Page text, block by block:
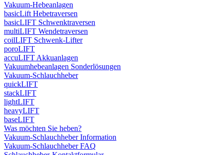
Vakuum-Hebeanlagen
basicLift Hebetraversen
basicLIFT Schwenktraversen
multiLIFT Wendetraversen
coilLIFT Schwenk-Lifter
poroLIFT
accuLIFT Akkuanlagen
Vakuumhebeanlagen Sonderlösungen
Vakuum-Schlauchheber
quickLIFT
stackLIFT
lightLIFT
heavyLIFT
baseLIFT
Was möchten Sie heben?
Vakuum-Schlauchheber Information
Vakuum-Schlauchheber FAQ